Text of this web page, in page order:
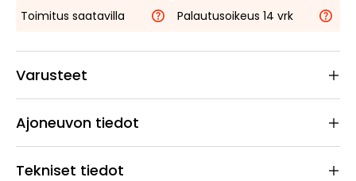
Toimitus saatavilla
Palautusoikeus 14 vrk
Varusteet
Ajoneuvon tiedot
Tekniset tiedot